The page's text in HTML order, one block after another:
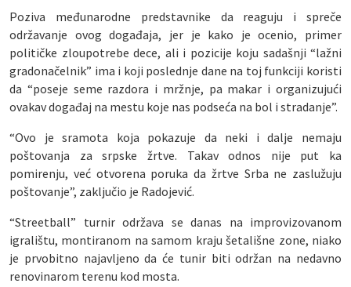
Poziva međunarodne predstavnike da reaguju i spreče
održavanje ovog događaja, jer je kako je ocenio, primer
političke zloupotrebe dece, ali i pozicije koju sadašnji “lažni
gradonačelnik” ima i koji poslednje dane na toj funkciji koristi
da “poseje seme razdora i mržnje, pa makar i organizujući
ovakav događaj na mestu koje nas podseća na bol i stradanje”.
“Ovo je sramota koja pokazuje da neki i dalje nemaju
poštovanja za srpske žrtve. Takav odnos nije put ka
pomirenju, već otvorena poruka da žrtve Srba ne zaslužuju
poštovanje”, zaključio je Radojević.
“Streetball” turnir održava se danas na improvizovanom
igralištu, montiranom na samom kraju šetališne zone, niako
je prvobitno najavljeno da će tunir biti održan na nedavno
renovinarom terenu kod mosta.